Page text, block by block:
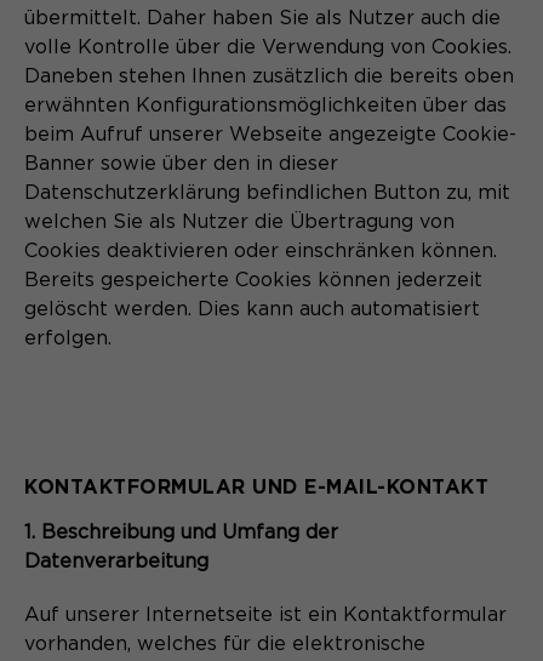
übermittelt. Daher haben Sie als Nutzer auch die
volle Kontrolle über die Verwendung von Cookies.
Daneben stehen Ihnen zusätzlich die bereits oben
erwähnten Konfigurationsmöglichkeiten über das
beim Aufruf unserer Webseite angezeigte Cookie-
Banner sowie über den in dieser
Datenschutzerklärung befindlichen Button zu, mit
welchen Sie als Nutzer die Übertragung von
Cookies deaktivieren oder einschränken können.
Bereits gespeicherte Cookies können jederzeit
gelöscht werden. Dies kann auch automatisiert
erfolgen.
KONTAKTFORMULAR UND E-MAIL-KONTAKT
1. Beschreibung und Umfang der
Datenverarbeitung
Auf unserer Internetseite ist ein Kontaktformular
vorhanden, welches für die elektronische